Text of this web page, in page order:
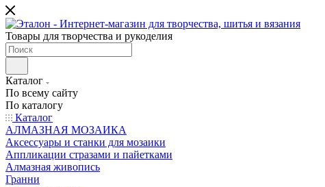
Товары для творчества и рукоделия
Каталог
По всему сайту
По каталогу
Каталог
АЛМАЗНАЯ МОЗАИКА
Аксессуары и станки для мозаики
Аппликации стразами и пайетками
Алмазная живопись
Гранни